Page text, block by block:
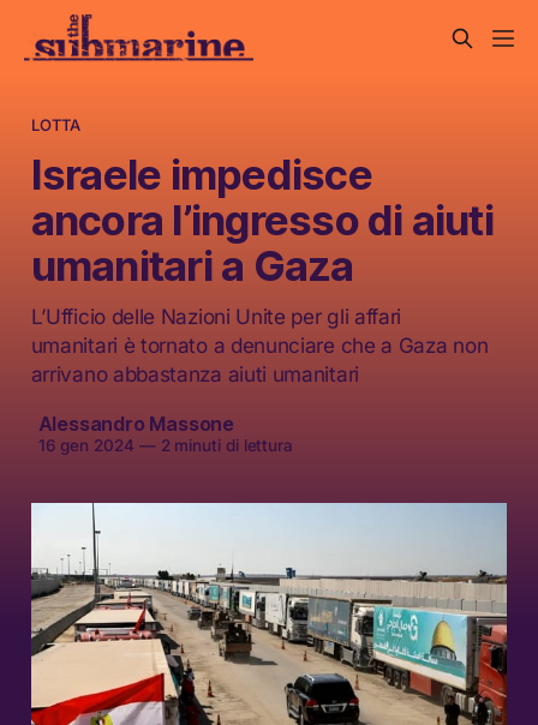
LOTTA
Israele impedisce
ancora l’ingresso di aiuti
umanitari a Gaza
L’Ufficio delle Nazioni Unite per gli affari
umanitari è tornato a denunciare che a Gaza non
arrivano abbastanza aiuti umanitari
Alessandro Massone
16 gen 2024 —2 minuti di lettura